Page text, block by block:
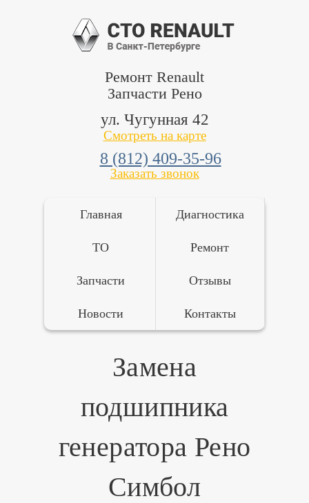
Ремонт Renault
Запчасти Рено
ул. Чугунная 42
Смотреть на карте
8 (812) 409-35-96
Заказать звонок
Главная
ТО
Диагностика
Ремонт
Запчасти Отзывы
Новости Контакты
Замена
подшипника
генератора Рено
Симбол